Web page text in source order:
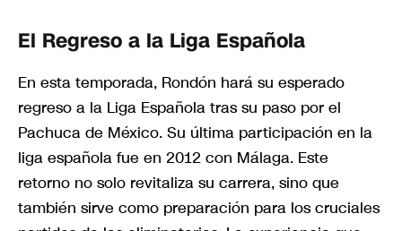
El Regreso a la Liga Española
En esta temporada, Rondón hará su esperado
regreso a la Liga Española tras su paso por el
Pachuca de México. Su última participación en la
liga española fue en 2012 con Málaga. Este
retorno no solo revitaliza su carrera, sino que
también sirve como preparación para los cruciales